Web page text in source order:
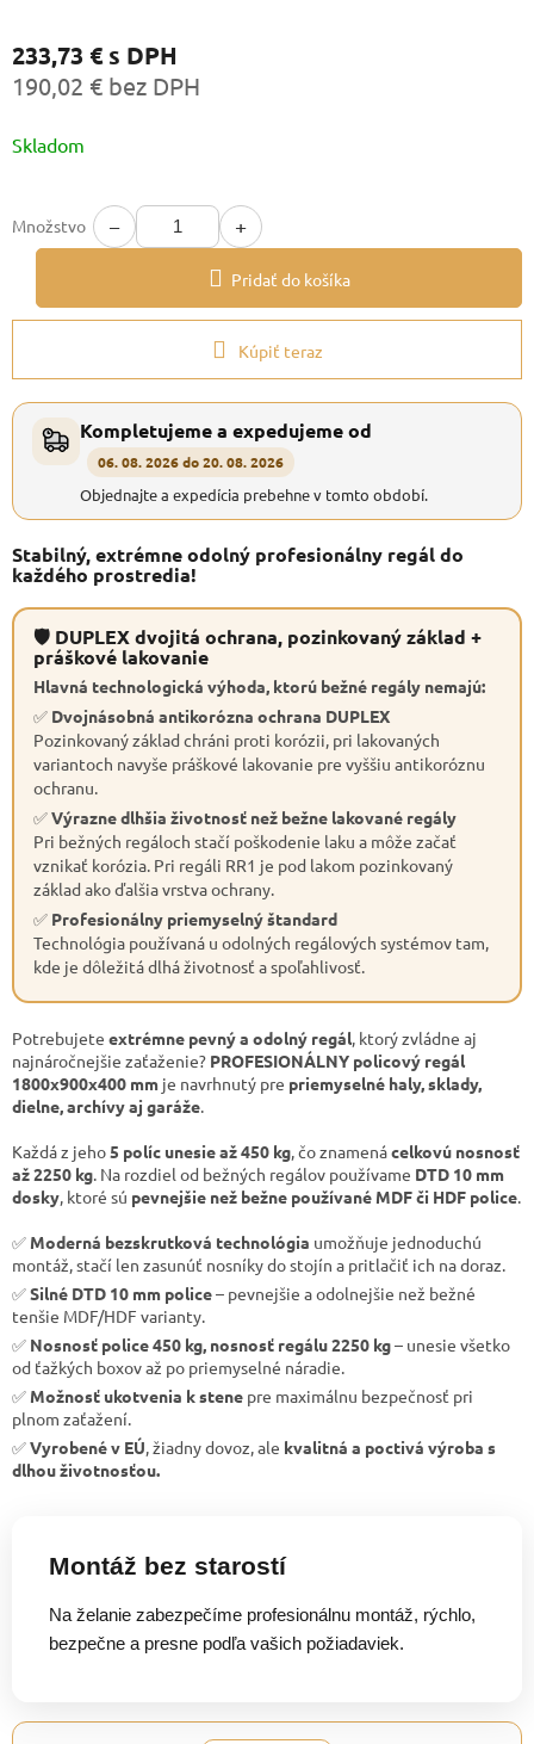
233,73 €s DPH
190,02 € bez DPH
cena:
Skladom
Množstvo − +
Pridať do košíka
Kúpiť teraz
Kompletujeme a expedujeme od
06. 08. 2026 do 20. 08. 2026
Objednajte a expedícia prebehne v tomto období.
Stabilný, extrémne odolný profesionálny regál do
každého prostredia!
🛡 DUPLEX dvojitá ochrana, pozinkovaný základ +
práškové lakovanie
Hlavná technologická výhoda, ktorú bežné regály nemajú:
✅ Dvojnásobná antikorózna ochrana DUPLEX
Pozinkovaný základ chráni proti korózii, pri lakovaných
variantoch navyše práškové lakovanie pre vyššiu antikoróznu
ochranu.
✅Výrazne dlhšia životnosť než bežne lakované regály
Pri bežných regáloch stačí poškodenie laku a môže začať
vznikať korózia. Pri regáli RR1 je pod lakom pozinkovaný
základ ako ďalšia vrstva ochrany.
✅ Profesionálny priemyselný štandard
Technológia používaná u odolných regálových systémov tam,
kde je dôležitá dlhá životnosť a spoľahlivosť.
Potrebujete extrémne pevný a odolný regál , ktorý zvládne aj
najnáročnejšie zaťaženie? PROFESIONÁLNY policový regál
1800x900x400 mm je navrhnutý pre priemyselné haly, sklady,
dielne, archívy aj garáže
Každá z jeho 5 políc unesie až 450 kg , čo znamenácelkovú nosnosť
až 2250 kg . Na rozdiel od bežných regálov používame DTD 10 mm
dosky , ktoré sú pevnejšie než bežne používané MDF či HDF police
✅ Moderná bezskrutková technológia umožňuje jednoduchú
montáž, stačí len zasunúť nosníky do stojín a pritlačiť ich na doraz.
✅Silné DTD 10 mm police– pevnejšie a odolnejšie než bežné
tenšie MDF/HDF varianty.
✅ Nosnosť police 450 kg, nosnosť regálu 2250 kg– unesie všetko
od ťažkých boxov až po priemyselné náradie.
✅ Možnosť ukotvenia k stene pre maximálnu bezpečnosť pri
plnom zaťažení.
✅Vyrobené v EÚ , žiadny dovoz, ale kvalitná a poctivá výroba s
dlhou životnosťou.
Montáž bez starostí
Na želanie zabezpečíme profesionálnu montáž, rýchlo,
bezpečne a presne podľa vašich požiadaviek.